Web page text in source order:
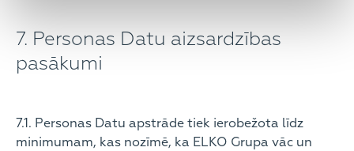
7. Personas Datu aizsardzības
pasākumi
7.1. Personas Datu apstrāde tiek ierobežota līdz
minimumam, kas nozīmē, ka ELKO Grupa vāc un